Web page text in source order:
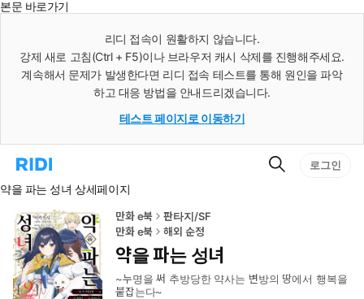
본문 바로가기
리디 접속이 원활하지 않습니다.
강제 새로 고침(Ctrl + F5)이나 브라우저 캐시 삭제를 진행해주세요.
계속해서 문제가 발생한다면 리디 접속 테스트를 통해 원인을 파악
하고 대응 방법을 안내드리겠습니다.
테스트 페이지로 이동하기
리
홈
로
이
동
검
로그인
약을 파는 성녀 상세페이지
만화 e북
판타지/SF
만화 e북
해외 순정
약을 파는 성녀
~누명을 써 추방당한 약사는 변방의 땅에서 행복을
붙잡는다~